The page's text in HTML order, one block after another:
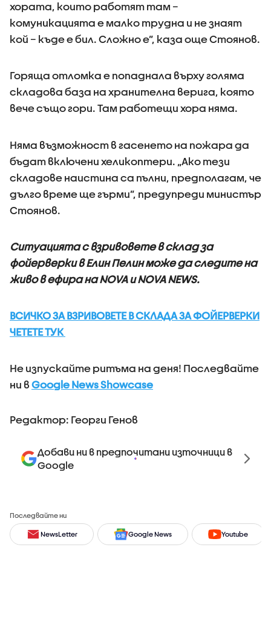
хората, които работят там –
комуникацията е малко трудна и не знаят
кой – къде е бил. Сложно е”, каза още Стоянов.
Горяща отломка е попаднала върху голяма
складова база на хранителна верига, която
вече също гори. Там работещи хора няма.
Няма възможност в гасенето на пожара да
бъдат включени хеликоптери. „Ако тези
складове наистина са пълни, предполагам, че
дълго време ще гърми”, предупреди министър
Стоянов.
Ситуацията с взривовете в склад за
фойерверки в Елин Пелин може да следите на
живо в ефира на NOVA и NOVA NEWS.
ВСИЧКО ЗА ВЗРИВОВЕТЕ В СКЛАДА ЗА ФОЙЕРВЕРКИ
ЧЕТЕТЕ ТУК
Не изпускайте ритъма на деня! Последвайте
ни в Google News Showcase
Редактор: Георги Генов
Добави ни в предпочитани източници в
Google
Последвайте ни
NewsLetter Google News Youtube